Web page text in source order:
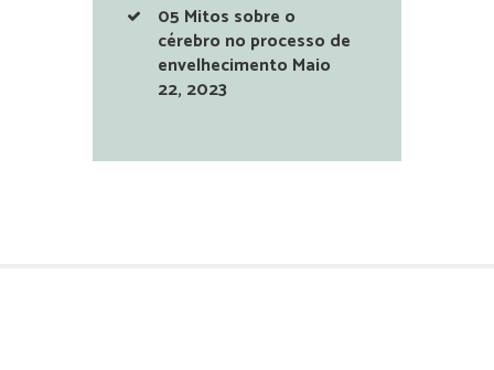
05 Mitos sobre o
cérebro no processo de
envelhecimento Maio
22, 2023